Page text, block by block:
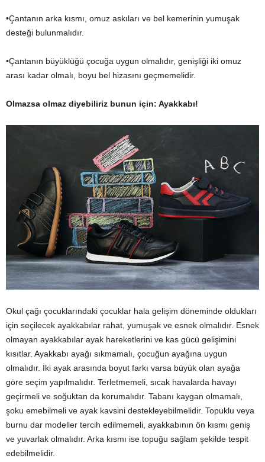
•Çantanın arka kısmı, omuz askıları ve bel kemerinin yumuşak
desteği bulunmalıdır.
•Çantanın büyüklüğü çocuğa uygun olmalıdır, genişliği iki omuz
arası kadar olmalı, boyu bel hizasını geçmemelidir.
Olmazsa olmaz diyebiliriz bunun için: Ayakkabı!
Okul çağı çocuklarındaki çocuklar hala gelişim döneminde oldukları
için seçilecek ayakkabılar rahat, yumuşak ve esnek olmalıdır. Esnek
olmayan ayakkabılar ayak hareketlerini ve kas gücü gelişimini
kısıtlar. Ayakkabı ayağı sıkmamalı, çocuğun ayağına uygun
olmalıdır. İki ayak arasında boyut farkı varsa büyük olan ayağa
göre seçim yapılmalıdır. Terletmemeli, sıcak havalarda havayı
geçirmeli ve soğuktan da korumalıdır. Tabanı kaygan olmamalı,
şoku emebilmeli ve ayak kavsini destekleyebilmelidir. Topuklu veya
burnu dar modeller tercih edilmemeli, ayakkabının ön kısmı geniş
ve yuvarlak olmalıdır. Arka kısmı ise topuğu sağlam şekilde tespit
edebilmelidir.